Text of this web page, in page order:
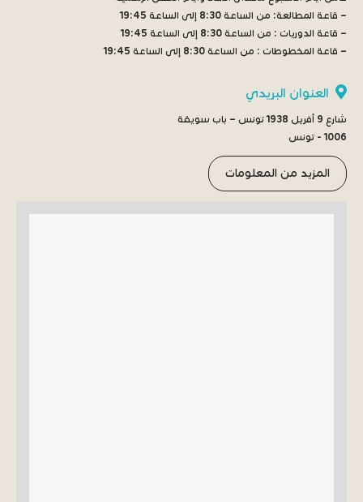
– قاعة المطالعة: من الساعة 8:30 إلى الساعة 19:45
– قاعة الدوريات : من الساعة 8:30 إلى الساعة 19:45
– قاعة المخطوطات : من الساعة 8:30 إلى الساعة 19:45
العنوان البريدي
شارع 9 أفريل 1938 تونس – باب سويقة
1006 - تونس
المزيد من المعلومات